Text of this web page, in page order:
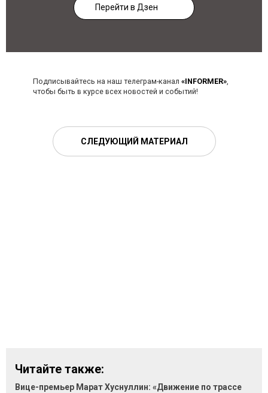
Перейти в Дзен
Подписывайтесь на наш телеграм-канал «INFORMER»,
чтобы быть в курсе всех новостей и событий!
СЛЕДУЮЩИЙ МАТЕРИАЛ
Читайте также:
Вице-премьер Марат Хуснуллин: «Движение по трассе